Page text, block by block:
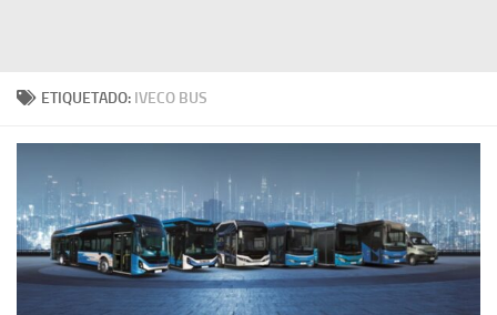
ETIQUETADO: IVECO BUS